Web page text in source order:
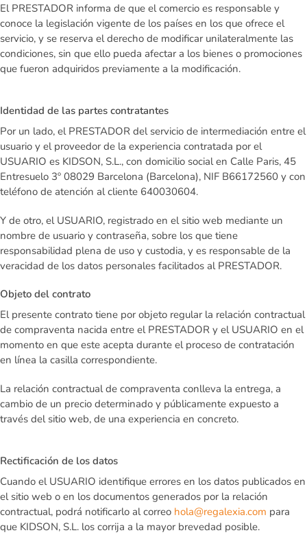
El PRESTADOR informa de que el comercio es responsable y
conoce la legislación vigente de los países en los que ofrece el
servicio, y se reserva el derecho de modificar unilateralmente las
condiciones, sin que ello pueda afectar a los bienes o promociones
que fueron adquiridos previamente a la modificación.
Identidad de las partes contratantes
Por un lado, el PRESTADOR del servicio de intermediación entre el
usuario y el proveedor de la experiencia contratada por el
USUARIO es KIDSON, S.L., con domicilio social en Calle Paris, 45
Entresuelo 3º 08029 Barcelona (Barcelona), NIF B66172560 y con
teléfono de atención al cliente 640030604.
Y de otro, el USUARIO, registrado en el sitio web mediante un
nombre de usuario y contraseña, sobre los que tiene
responsabilidad plena de uso y custodia, y es responsable de la
veracidad de los datos personales facilitados al PRESTADOR.
Objeto del contrato
El presente contrato tiene por objeto regular la relación contractual
de compraventa nacida entre el PRESTADOR y el USUARIO en el
momento en que este acepta durante el proceso de contratación
en línea la casilla correspondiente.
La relación contractual de compraventa conlleva la entrega, a
cambio de un precio determinado y públicamente expuesto a
través del sitio web, de una experiencia en concreto.
Rectificación de los datos
Cuando el USUARIO identifique errores en los datos publicados en
el sitio web o en los documentos generados por la relación
contractual, podrá notificarlo al correo hola@regalexia.com para
que KIDSON, S.L. los corrija a la mayor brevedad posible.